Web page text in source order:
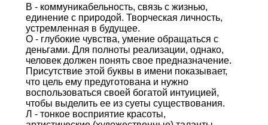
В - коммуникабельность, связь с жизнью,
единение с природой. Творческая личность,
устремленная в будущее.
О - глубокие чувства, умение обращаться с
деньгами. Для полноты реализации, однако,
человек должен понять свое предназначение.
Присутствие этой буквы в имени показывает,
что цель ему предуготована и нужно
воспользоваться своей богатой интуицией,
чтобы выделить ее из суеты существования.
Л - тонкое восприятие красоты,